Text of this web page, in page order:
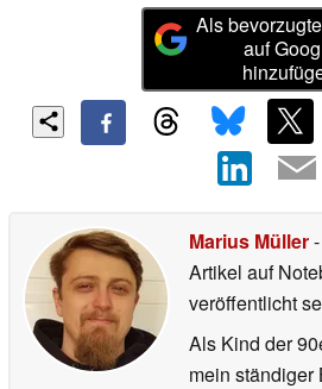
Als
auf
Marius Müller
Artikel auf
veröffentlicht
Als Kind der
mein ständiger